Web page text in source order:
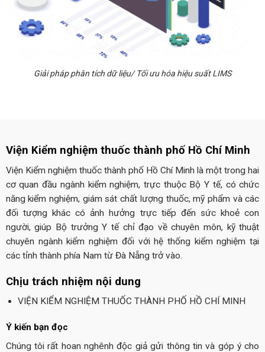
Giải pháp phân tích dữ liệu/ Tối ưu hóa hiệu suất LIMS
Viện Kiểm nghiệm thuốc thành phố Hồ Chí Minh
Viện Kiểm nghiệm thuốc thành phố Hồ Chí Minh là một trong hai
cơ quan đầu ngành kiểm nghiệm, trực thuộc Bộ Y tế, có chức
năng kiểm nghiệm, giám sát chất lượng thuốc, mỹ phẩm và các
đối tượng khác có ảnh hưởng trực tiếp đến sức khoẻ con
người, giúp Bộ trưởng Y tế chỉ đạo về chuyên môn, kỹ thuật
chuyên ngành kiểm nghiệm đối với hệ thống kiểm nghiệm tại
các tỉnh thành phía Nam từ Đà Nẵng trở vào.
Chịu trách nhiệm nội dung
VIỆN KIỂM NGHIỆM THUỐC THÀNH PHỐ HỒ CHÍ MINH
Ý kiến bạn đọc
Chúng tôi rất hoan nghênh độc giả gửi thông tin và góp ý cho